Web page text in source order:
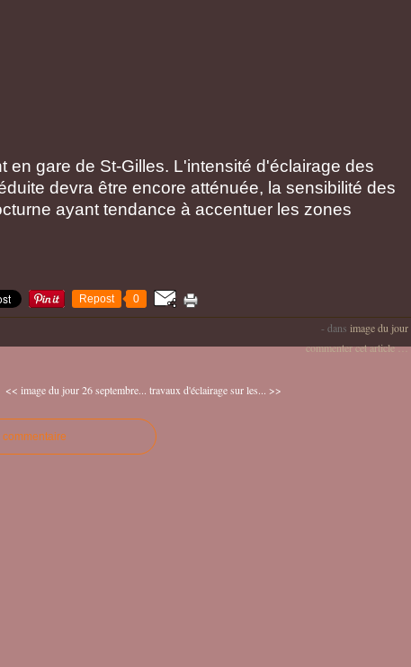
en gare de St-Gilles. L'intensité d'éclairage des
devra être encore atténuée, la sensibilité des
ayant tendance à accentuer les zones
Repost 0
- dans image du jour
commenter cet article…
<< image du jour 26 septembre... travaux d'éclairage sur les... >>